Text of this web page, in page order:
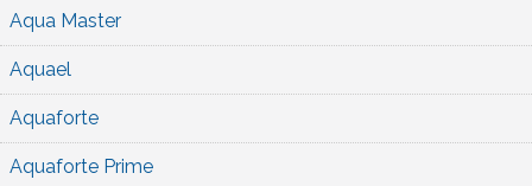
Aqua Master
Aquael
Aquaforte
Aquaforte Prime